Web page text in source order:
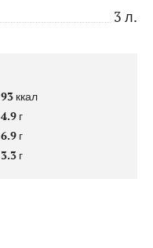
3 л.
93 ккал
4.9 г
6.9 г
3.3 г